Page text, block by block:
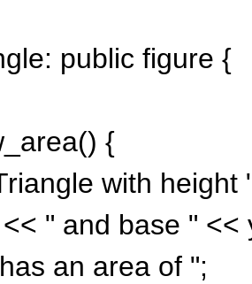
public figure {
{
with height
" and base " <<
an area of ";